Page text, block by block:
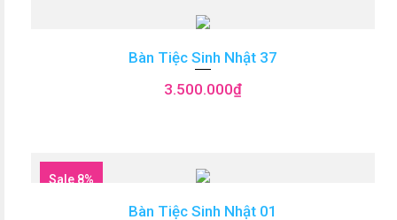
Bàn Tiệc Sinh Nhật 37
3.500.000₫
Sale 8%
Bàn Tiệc Sinh Nhật 01